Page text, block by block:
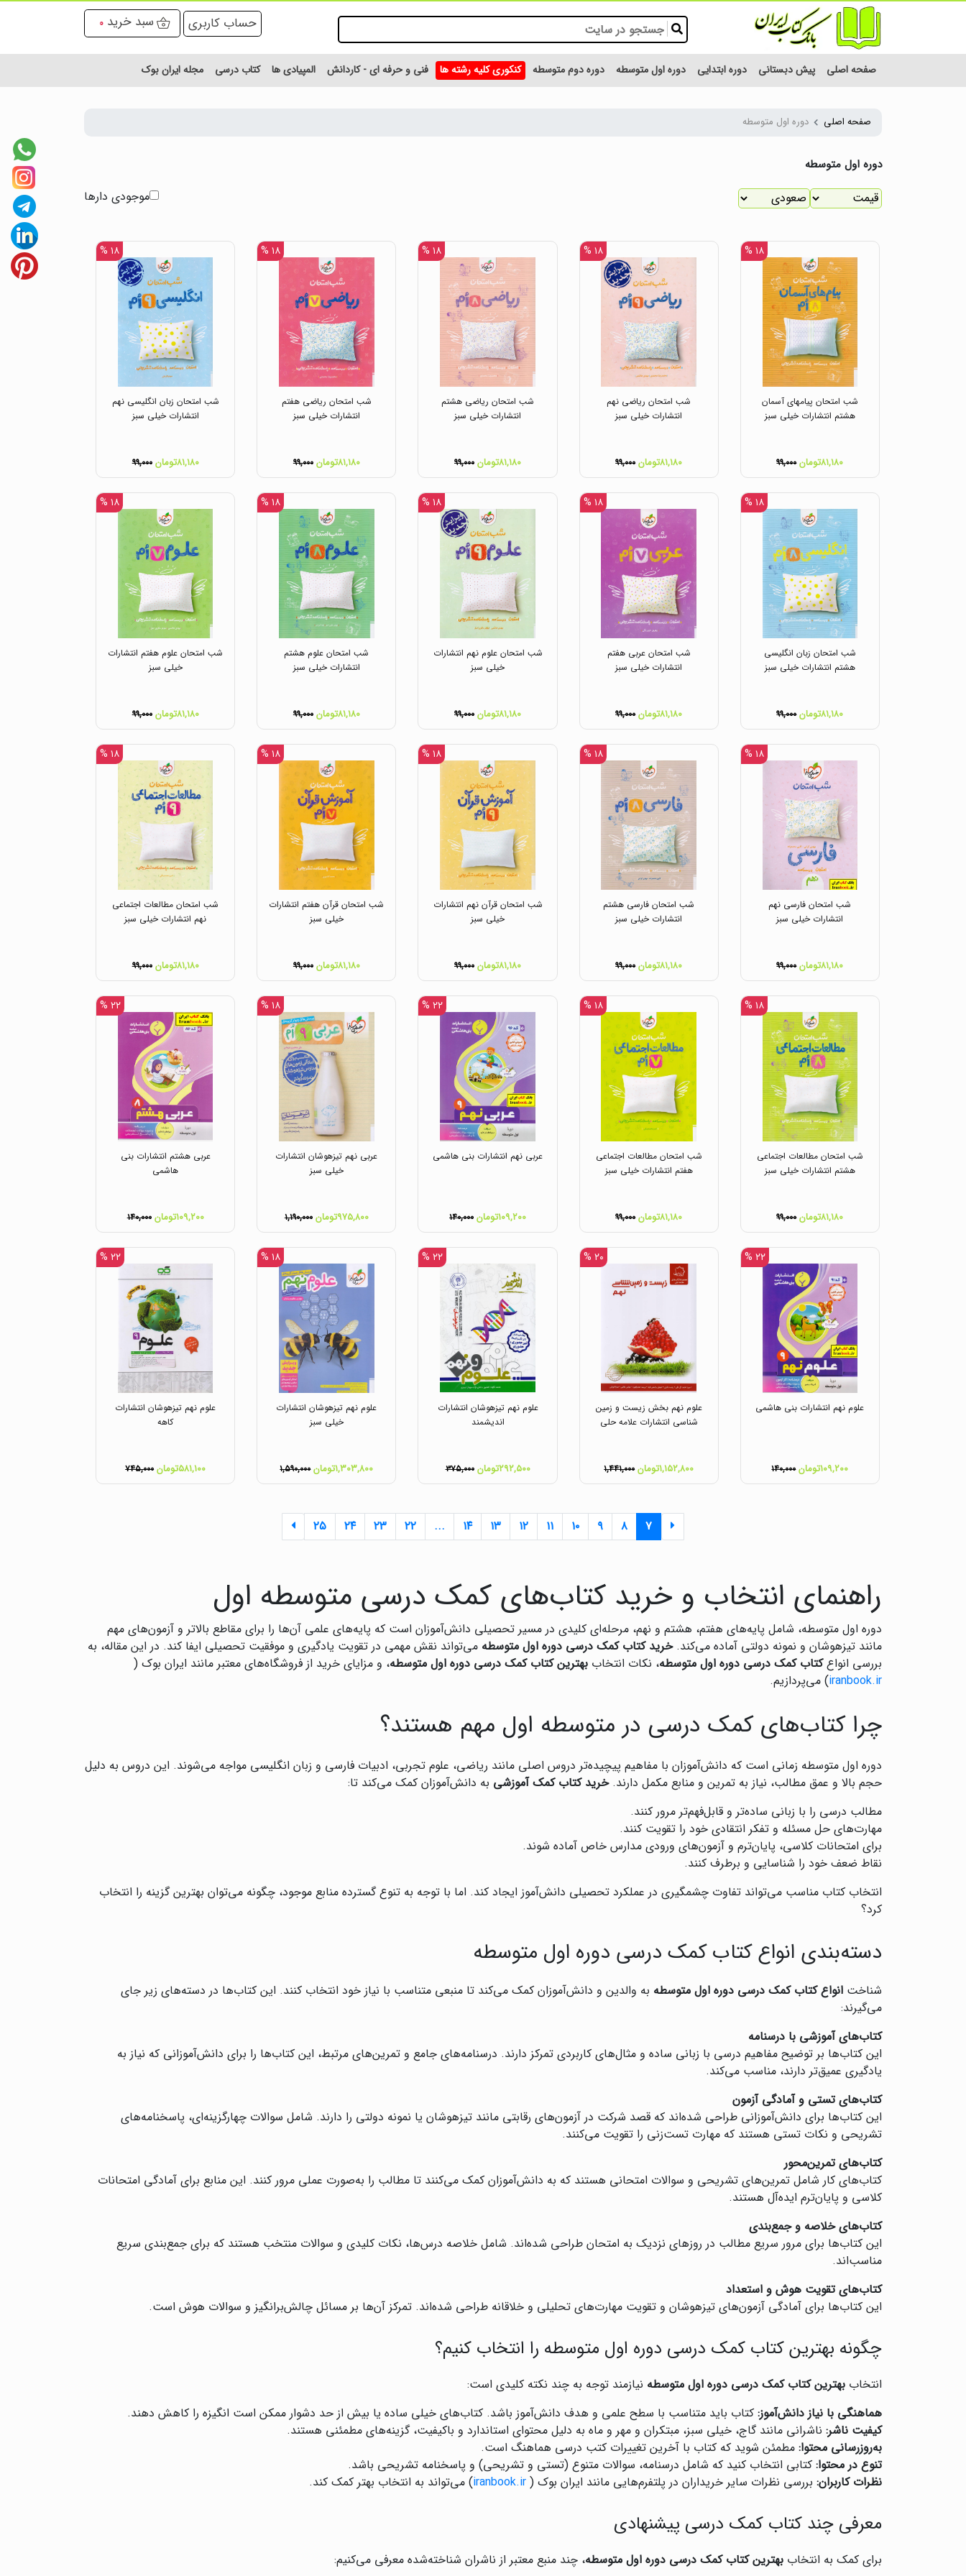
حساب کاربری سبد خرید 0
صفحه اصلی پیش دبستانی دوره ابتدایی دوره اول متوسطه دوره دوم متوسطه کنکوری کلیه رشته ها فنی و حرفه ای - کاردانش المپیادی ها کتاب درسی مجله ایران بوک
صفحه اصلی دوره اول متوسطه
دوره اول متوسطه
موجودی دارها
۱۸ %
شب امتحان پیامهای آسمان
هشتم انتشارات خیلی سبز
۸۱,۱۸۰تومان ۹۹,۰۰۰
۱۸ %
شب امتحان ریاضی نهم
انتشارات خیلی سبز
۸۱,۱۸۰تومان ۹۹,۰۰۰
۱۸ %
شب امتحان ریاضی هشتم
انتشارات خیلی سبز
۸۱,۱۸۰تومان ۹۹,۰۰۰
۱۸ %
شب امتحان ریاضی هفتم
انتشارات خیلی سبز
۸۱,۱۸۰تومان ۹۹,۰۰۰
۱۸ %
شب امتحان زبان انگلیسی نهم
انتشارات خیلی سبز
۸۱,۱۸۰تومان ۹۹,۰۰۰
۱۸ %
شب امتحان زبان انگلیسی
هشتم انتشارات خیلی سبز
۸۱,۱۸۰تومان ۹۹,۰۰۰
۱۸ %
شب امتحان عربی هفتم
انتشارات خیلی سبز
۸۱,۱۸۰تومان ۹۹,۰۰۰
۱۸ %
شب امتحان علوم نهم انتشارات
خیلی سبز
۸۱,۱۸۰تومان ۹۹,۰۰۰
۱۸ %
شب امتحان علوم هشتم
انتشارات خیلی سبز
۸۱,۱۸۰تومان ۹۹,۰۰۰
۱۸ %
شب امتحان علوم هفتم انتشارات
خیلی سبز
۸۱,۱۸۰تومان ۹۹,۰۰۰
۱۸ %
شب امتحان فارسی نهم
انتشارات خیلی سبز
۸۱,۱۸۰تومان ۹۹,۰۰۰
۱۸ %
شب امتحان فارسی هشتم
انتشارات خیلی سبز
۸۱,۱۸۰تومان ۹۹,۰۰۰
۱۸ %
شب امتحان قرآن نهم انتشارات
خیلی سبز
۸۱,۱۸۰تومان ۹۹,۰۰۰
۱۸ %
شب امتحان قرآن هفتم انتشارات
خیلی سبز
۸۱,۱۸۰تومان ۹۹,۰۰۰
۱۸ %
شب امتحان مطالعات اجتماعی
نهم انتشارات خیلی سبز
۸۱,۱۸۰تومان ۹۹,۰۰۰
۱۸ %
شب امتحان مطالعات اجتماعی
هشتم انتشارات خیلی سبز
۸۱,۱۸۰تومان ۹۹,۰۰۰
۱۸ %
شب امتحان مطالعات اجتماعی
هفتم انتشارات خیلی سبز
۸۱,۱۸۰تومان ۹۹,۰۰۰
۲۲ %
عربی نهم انتشارات بنی هاشمی
۱۰۹,۲۰۰تومان ۱۴۰,۰۰۰
۱۸ %
عربی نهم تیزهوشان انتشارات
خیلی سبز
۹۷۵,۸۰۰تومان ۱,۱۹۰,۰۰۰
۲۲ %
عربی هشتم انتشارات بنی
هاشمی
۱۰۹,۲۰۰تومان ۱۴۰,۰۰۰
۲۲ %
علوم نهم انتشارات بنی هاشمی
۱۰۹,۲۰۰تومان ۱۴۰,۰۰۰
۲۰ %
علوم نهم بخش زیست و زمین
شناسی انتشارات علامه حلی
۱,۱۵۲,۸۰۰تومان ۱,۴۴۱,۰۰۰
۲۲ %
علوم نهم تیزهوشان انتشارات
اندیشمند
۲۹۲,۵۰۰تومان ۳۷۵,۰۰۰
۱۸ %
علوم نهم تیزهوشان انتشارات
خیلی سبز
۱,۳۰۳,۸۰۰تومان ۱,۵۹۰,۰۰۰
۲۲ %
علوم نهم تیزهوشان انتشارات
کاهه
۵۸۱,۱۰۰تومان ۷۴۵,۰۰۰
۷ ۸ ۹ ۱۰ ۱۱ ۱۲ ۱۳ ۱۴ ... ۲۲ ۲۳ ۲۴ ۲۵
راهنمای انتخاب و خرید کتاب‌های کمک درسی متوسطه اول
دوره اول متوسطه، شامل پایه‌های هفتم، هشتم و نهم، مرحله‌ای کلیدی در مسیر تحصیلی دانش‌آموزان است که پایه‌های علمی آن‌ها را برای مقاطع بالاتر و آزمون‌های مهم
مانند تیزهوشان و نمونه دولتی آماده می‌کند.خرید کتاب کمک درسی دوره اول متوسطه می‌تواند نقش مهمی در تقویت یادگیری و موفقیت تحصیلی ایفا کند. در این مقاله، به
بررسی انواعکتاب کمک درسی دوره اول متوسطه، نکات انتخاب بهترین کتاب کمک درسی دوره اول متوسطه، و مزایای خرید از فروشگاه‌های معتبر مانند ایران بوک (
iranbook.ir) می‌پردازیم.
چرا کتاب‌های کمک درسی در متوسطه اول مهم هستند؟
دوره اول متوسطه زمانی است که دانش‌آموزان با مفاهیم پیچیده‌تر دروس اصلی مانند ریاضی، علوم تجربی، ادبیات فارسی و زبان انگلیسی مواجه می‌شوند. این دروس به دلیل
حجم بالا و عمق مطالب، نیاز به تمرین و منابع مکمل دارند.خرید کتاب کمک آموزشی به دانش‌آموزان کمک می‌کند تا:
مطالب درسی را با زبانی ساده‌تر و قابل‌فهم‌تر مرور کنند.
مهارت‌های حل مسئله و تفکر انتقادی خود را تقویت کنند.
برای امتحانات کلاسی، پایان‌ترم و آزمون‌های ورودی مدارس خاص آماده شوند.
نقاط ضعف خود را شناسایی و برطرف کنند.
انتخاب کتاب مناسب می‌تواند تفاوت چشمگیری در عملکرد تحصیلی دانش‌آموز ایجاد کند. اما با توجه به تنوع گسترده منابع موجود، چگونه می‌توان بهترین گزینه را انتخاب
کرد؟
دسته‌بندی انواع کتاب کمک درسی دوره اول متوسطه
شناخت انواع کتاب کمک درسی دوره اول متوسطه به والدین و دانش‌آموزان کمک می‌کند تا منبعی متناسب با نیاز خود انتخاب کنند. این کتاب‌ها در دسته‌های زیر جای
می‌گیرند:
کتاب‌های آموزشی با درسنامه
این کتاب‌ها بر توضیح مفاهیم درسی با زبانی ساده و مثال‌های کاربردی تمرکز دارند. درسنامه‌های جامع و تمرین‌های مرتبط، این کتاب‌ها را برای دانش‌آموزانی که نیاز به
یادگیری عمیق‌تر دارند، مناسب می‌کند.
کتاب‌های تستی و آمادگی آزمون
این کتاب‌ها برای دانش‌آموزانی طراحی شده‌اند که قصد شرکت در آزمون‌های رقابتی مانند تیزهوشان یا نمونه دولتی را دارند. شامل سوالات چهارگزینه‌ای، پاسخنامه‌های
تشریحی و نکات تستی هستند که مهارت تست‌زنی را تقویت می‌کنند.
کتاب‌های تمرین‌محور
کتاب‌های کار شامل تمرین‌های تشریحی و سوالات امتحانی هستند که به دانش‌آموزان کمک می‌کنند تا مطالب را به‌صورت عملی مرور کنند. این منابع برای آمادگی امتحانات
کلاسی و پایان‌ترم ایده‌آل هستند.
کتاب‌های خلاصه و جمع‌بندی
این کتاب‌ها برای مرور سریع مطالب در روزهای نزدیک به امتحان طراحی شده‌اند. شامل خلاصه درس‌ها، نکات کلیدی و سوالات منتخب هستند که برای جمع‌بندی سریع
مناسب‌اند.
کتاب‌های تقویت هوش و استعداد
این کتاب‌ها برای آمادگی آزمون‌های تیزهوشان و تقویت مهارت‌های تحلیلی و خلاقانه طراحی شده‌اند. تمرکز آن‌ها بر مسائل چالش‌برانگیز و سوالات هوش است.
چگونه بهترین کتاب کمک درسی دوره اول متوسطه را انتخاب کنیم؟
انتخاب بهترین کتاب کمک درسی دوره اول متوسطه نیازمند توجه به چند نکته کلیدی است:
هماهنگی با نیاز دانش‌آموز: کتاب باید متناسب با سطح علمی و هدف دانش‌آموز باشد. کتاب‌های خیلی ساده یا بیش از حد دشوار ممکن است انگیزه را کاهش دهند.
کیفیت ناشر: ناشرانی مانند گاج، خیلی سبز، مبتکران و مهر و ماه به دلیل محتوای استاندارد و باکیفیت، گزینه‌های مطمئنی هستند.
به‌روزرسانی محتوا: مطمئن شوید که کتاب با آخرین تغییرات کتب درسی هماهنگ است.
تنوع در محتوا: کتابی انتخاب کنید که شامل درسنامه، سوالات متنوع (تستی و تشریحی) و پاسخنامه تشریحی باشد.
نظرات کاربران: بررسی نظرات سایر خریداران در پلتفرم‌هایی مانند ایران بوک ( iranbook.ir) می‌تواند به انتخاب بهتر کمک کند.
معرفی چند کتاب کمک درسی پیشنهادی
برای کمک به انتخاب بهترین کتاب کمک درسی دوره اول متوسطه، چند منبع معتبر از ناشران شناخته‌شده معرفی می‌کنیم: